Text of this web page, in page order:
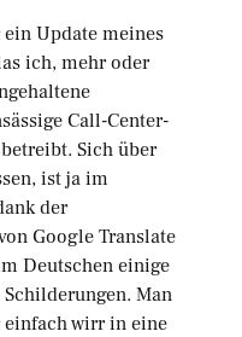
Update meines
ich, mehr oder
Call-Center-
Sich über
ist ja im
der
Google Translate
Deutschen einige
Man
wirr in eine